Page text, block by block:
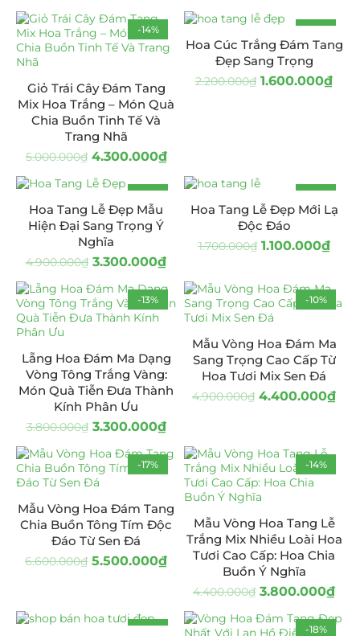
-14%
Giỏ Trái Cây Đám Tang
Mix Hoa Trắng – Món Quà
Chia Buồn Tinh Tế Và
Trang Nhã
5.000.000₫ 4.300.000₫
-27%
Hoa Cúc Trắng Đám Tang
Đẹp Sang Trọng
2.200.000₫ 1.600.000₫
-33%
Hoa Tang Lễ Đẹp Mẫu
Hiện Đại Sang Trọng Ý
Nghĩa
4.900.000₫ 3.300.000₫
-35%
Hoa Tang Lễ Đẹp Mới Lạ
Độc Đáo
1.700.000₫ 1.100.000₫
-13%
Lẵng Hoa Đám Ma Dạng
Vòng Tông Trắng Vàng:
Món Quà Tiễn Đưa Thành
Kính Phân Ưu
3.800.000₫ 3.300.000₫
-10%
Mẫu Vòng Hoa Đám Ma
Sang Trọng Cao Cấp Từ
Hoa Tươi Mix Sen Đá
4.900.000₫ 4.400.000₫
-17%
Mẫu Vòng Hoa Đám Tang
Chia Buồn Tông Tím Độc
Đáo Từ Sen Đá
6.600.000₫ 5.500.000₫
-14%
Mẫu Vòng Hoa Tang Lễ
Trắng Mix Nhiều Loài Hoa
Tươi Cao Cấp: Hoa Chia
Buồn Ý Nghĩa
4.400.000₫ 3.800.000₫
-19% -18%